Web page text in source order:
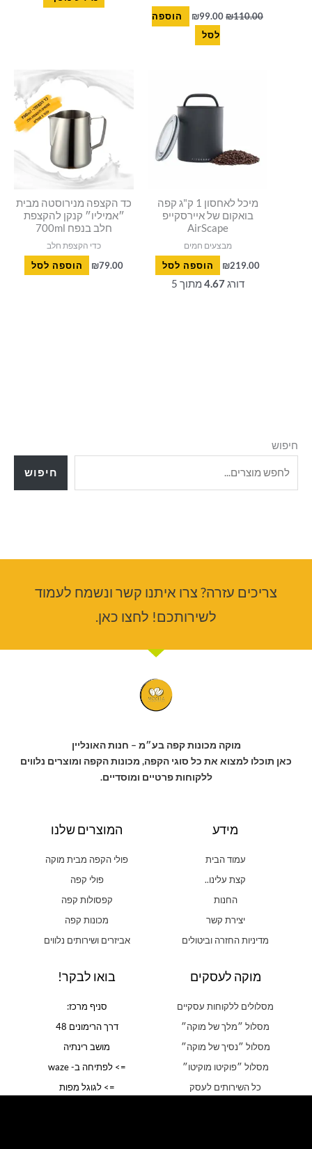
₪110.00
₪99.00
הוספה
לסל
מיכל לאחסון 1 ק"ג קפה
בואקום של איירסקייפ
AirScape
מבצעים חמים
₪219.00 הוספה לסל
דורג4.67 מתוך 5
כד הקצפה מנירוסטה מבית
״אמיליו״ קנקן להקצפת
חלב בנפח 700ml
כדי הקצפת חלב
₪79.00 הוספה לסל
חיפוש
חיפוש
צריכים עזרה? צרו איתנו קשר ונשמח לעמוד
לשירותכם! לחצו כאן.
מוקה מכונות קפה בע״מ – חנות האונליין
כאן תוכלו למצוא את כל סוגי הקפה, מכונות הקפה ומוצרים נלווים
ללקוחות פרטיים ומוסדיים.
מידע
עמוד הבית
קצת עלינו..
החנות
יצירת קשר
מדיניות החזרה וביטולים
המוצרים שלנו
פולי הקפה מבית מוקה
פולי קפה
קפסולות קפה
מכונות קפה
אביזרים ושירותים נלווים
מוקה לעסקים
מסלולים ללקוחות עסקיים
מסלול ״מלך של מוקה״
מסלול ״נסיך של מוקה״
מסלול ״פוקיטו מוקיטו״
כל השירותים לעסק
בואו לבקר!
סניף מרכז:
דרך הרימונים 48
מושב רינתיה
=> לפתיחה ב- waze
=> לגוגל מפות